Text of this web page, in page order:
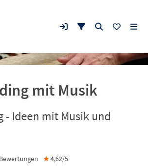
mit Musik
- Ideen mit Musik und
Bewertungen ★4,62/5